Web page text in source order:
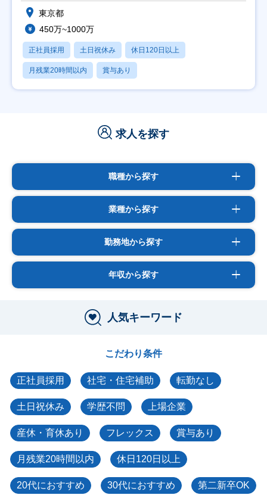
東京都
450万~1000万
正社員採用 土日祝休み 休日120日以上
月残業20時間以内 賞与あり
求人を探す
職種から探す
業種から探す
勤務地から探す
年収から探す
人気キーワード
こだわり条件
正社員採用 社宅・住宅補助 転勤なし
土日祝休み 学歴不問 上場企業
産休・育休あり フレックス 賞与あり
月残業20時間以内 休日120日以上
20代におすすめ 30代におすすめ 第二新卒OK